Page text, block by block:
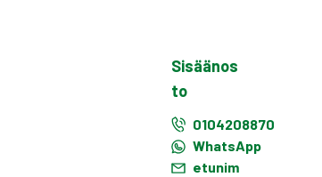
Sisäänos
to
0104208870
WhatsApp
etunim